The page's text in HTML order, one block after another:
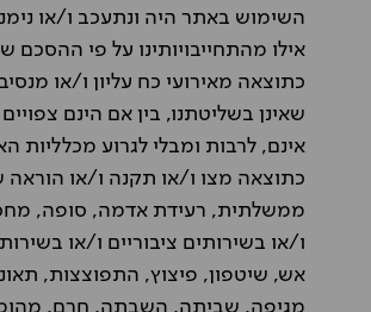
השימוש באתר היה ונתעכב ו/או
אילו מהתחייבויותינו על פי ההסכם
כתוצאה מאירועי כח עליון ו/או
שאינן בשליטתנו, בין אם הינם צפויים
אינם, לרבות ומבלי לגרוע מכלליות
כתוצאה מצו ו/או תקנה ו/או הוראה
ממשלתית, רעידת אדמה, סופה,
ו/או בשירותים ציבוריים ו/או
אש, שיטפון, פיצוץ, התפוצצות,
מגיפה, שביתה, השבתה, חרם,